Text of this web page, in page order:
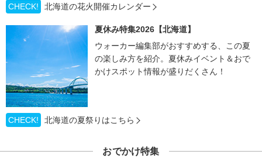
CHECK!
北海道の花火開催カレンダー
夏休み特集2026【北海道】
ウォーカー編集部がおすすめする、この夏
の楽しみ方を紹介。夏休みイベント＆おで
かけスポット情報が盛りだくさん！
CHECK! 北海道の夏祭りはこちら
おでかけ特集